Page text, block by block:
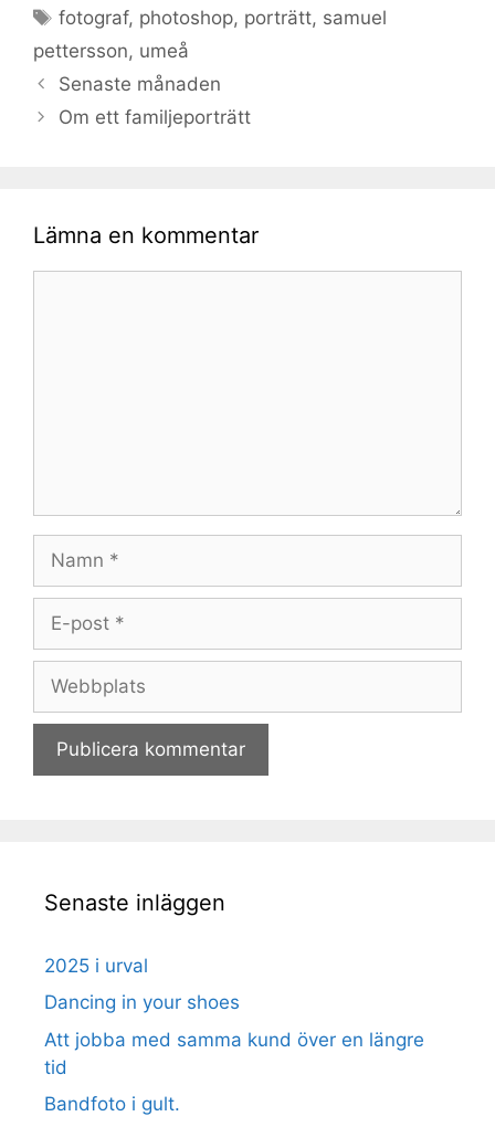
Etiketter
fotograf, photoshop, porträtt, samuel
pettersson, umeå
Senaste månaden
Om ett familjeporträtt
Lämna en kommentar
post
Senaste inläggen
2025 i urval
Dancing in your shoes
Att jobba med samma kund över en längre
tid
Bandfoto i gult.